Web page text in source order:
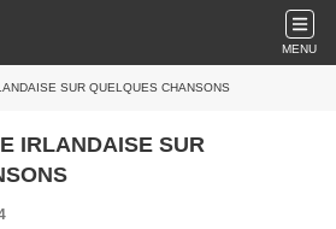
MENU
SUR QUELQUES CHANSONS
IRLANDAISE SUR